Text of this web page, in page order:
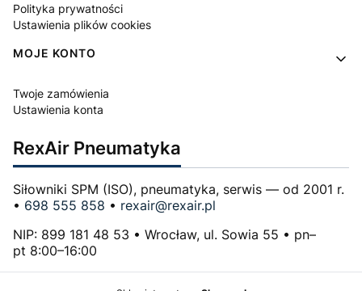
Polityka prywatności
Ustawienia plików cookies
MOJE KONTO
Twoje zamówienia
Ustawienia konta
RexAir Pneumatyka
Siłowniki SPM (ISO), pneumatyka, serwis — od 2001 r.
• 698 555 858 • rexair@rexair.pl
NIP: 899 181 48 53 • Wrocław, ul. Sowia 55 • pn–
pt 8:00–16:00